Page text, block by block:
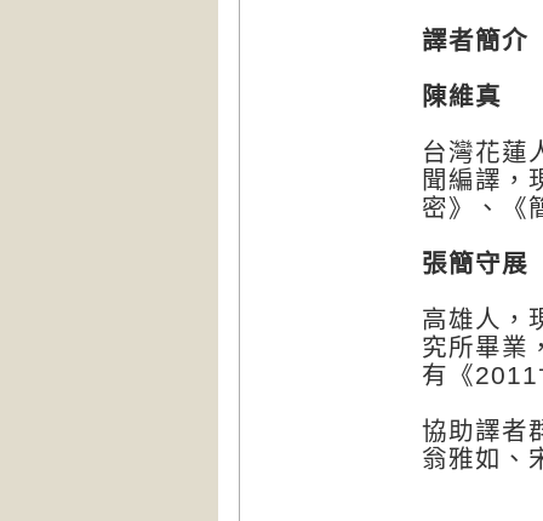
譯者簡介
陳維真
台灣花蓮
聞編譯，
密》、《
張簡守展
高雄人，
究所畢業
有《
協助譯者
翁雅如、